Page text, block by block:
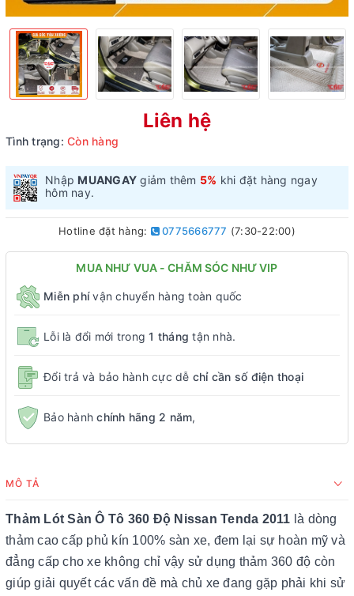
Liên hệ
Tình trạng: Còn hàng
Nhập MUANGAY giảm thêm 5% khi đặt hàng ngay
hôm nay.
Hotline đặt hàng: 0775666777 (7:30-22:00)
MUA NHƯ VUA - CHĂM SÓC NHƯ VIP
Miễn phívận chuyển hàng toàn quốc
Lỗi là đổi mới trong1 tháng tận nhà.
Đổi trả và bảo hành cực dễ chỉ cần số điện thoại
Bảo hànhchính hãng 2 năm,
MÔ TẢ
Thảm Lót Sàn Ô Tô 360 Độ Nissan Tenda 2011 là dòng
thảm cao cấp phủ kín 100% sàn xe, đem lại sự hoàn mỹ và
đẳng cấp cho xe không chỉ vậy sử dụng thảm 360 độ còn
giúp giải quyết các vấn đề mà chủ xe đang gặp phải khi sử